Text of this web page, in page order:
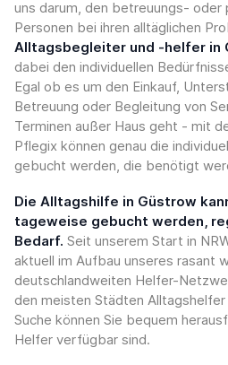
uns darum, den betreuungs-
Personen bei ihren alltäglichen
Alltagsbegleiter und -helfer in
dabei den individuellen
Egal ob es um den Einkauf,
Betreuung oder Begleitung von
Terminen außer Haus geht - mit
Pflegix können genau die
gebucht werden, die benötigt
Die Alltagshilfe in Güstrow
tageweise gebucht werden,
Bedarf. Seit unserem Start in
aktuell im Aufbau unseres rasant
deutschlandweiten Helfer-
den meisten Städten
Suche können Sie bequem
Helfer verfügbar sind.